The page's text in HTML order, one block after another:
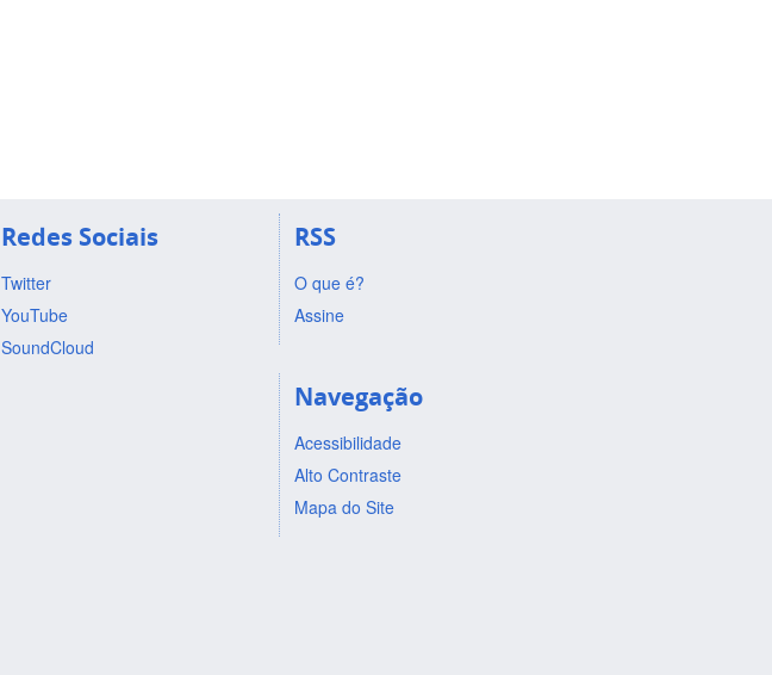
Redes Sociais
Twitter
YouTube
SoundCloud
RSS
O que é?
Assine
Navegação
Acessibilidade
Alto Contraste
Mapa do Site